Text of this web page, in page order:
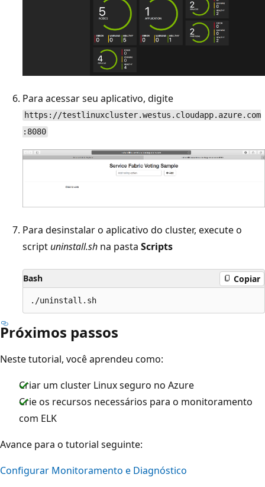
Para acessar seu aplicativo, digite
https://testlinuxcluster.westus.cloudapp.azure.com
:8080
Para desinstalar o aplicativo do cluster, execute o
script uninstall.sh na pasta Scripts
Bash Copiar
Próximos passos
Neste tutorial, você aprendeu como:
Criar um cluster Linux seguro no Azure
Crie os recursos necessários para o monitoramento
com ELK
Avance para o tutorial seguinte:
Configurar Monitoramento e Diagnóstico